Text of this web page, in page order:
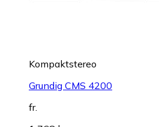
Kompaktstereo
Grundig CMS 4200
fr.